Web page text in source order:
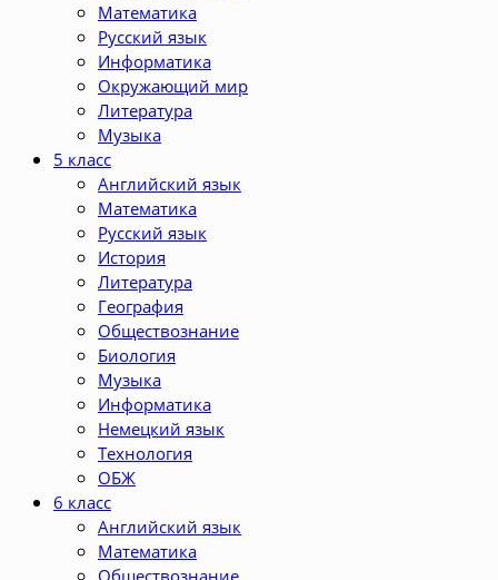
Математика
Русский язык
Информатика
Окружающий мир
Литература
Музыка
5 класс
Английский язык
Математика
Русский язык
История
Литература
География
Обществознание
Биология
Музыка
Информатика
Немецкий язык
Технология
ОБЖ
6 класс
Английский язык
Математика
Обществознание